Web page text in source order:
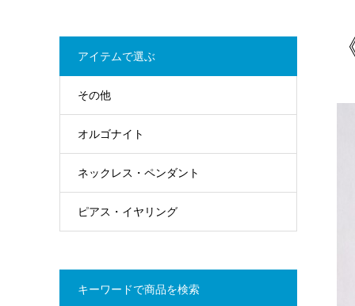
アイテムで選ぶ
その他
オルゴナイト
ネックレス・ペンダント
ピアス・イヤリング
キーワードで商品を検索